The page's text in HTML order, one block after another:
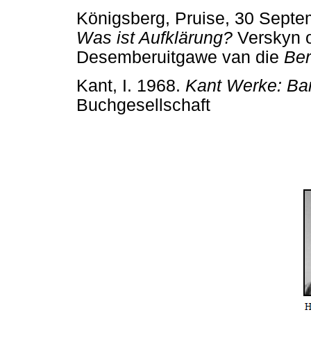
Königsberg, Pruise, 30
Was ist Aufklärung? Verskyn
Desemberuitgawe van die
Kant, I. 1968. Kant Werke:
Buchgesellschaft